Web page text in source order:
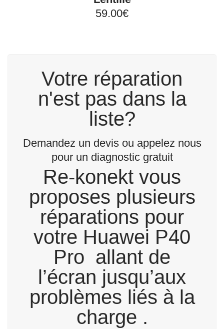
59.00€
Votre réparation
n'est pas dans la
liste?
Demandez un devis ou appelez nous
pour un diagnostic gratuit
Re-konekt vous
proposes plusieurs
réparations pour
votre Huawei P40
Pro allant de
l’écran jusqu’aux
problèmes liés à la
charge .